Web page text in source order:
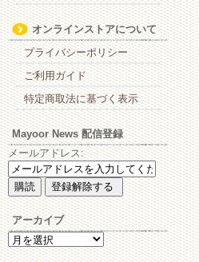
オンラインストアについて
プライバシーポリシー
ご利用ガイド
特定商取法に基づく表示
Mayoor News 配信登録
メールアドレス:
アーカイブ
ア
ー